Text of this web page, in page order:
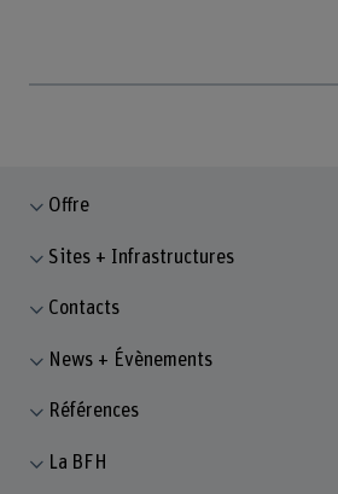
Offre
Sites + Infrastructures
Contacts
News + Évènements
Références
La BFH